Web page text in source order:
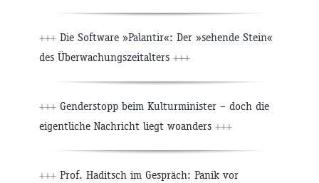
+++ Die Software »Palantir«: Der »sehende Stein«
des Überwachungszeitalters +++
+++ Genderstopp beim Kulturminister – doch die
eigentliche Nachricht liegt woanders +++
+++ Prof. Haditsch im Gespräch: Panik vor